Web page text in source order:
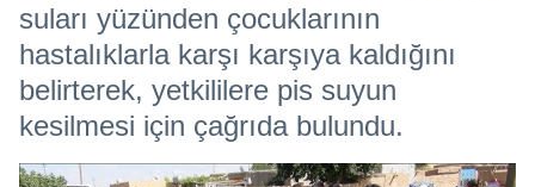
suları yüzünden çocuklarının
hastalıklarla karşı karşıya kaldığını
belirterek, yetkililere pis suyun
kesilmesi için çağrıda bulundu.